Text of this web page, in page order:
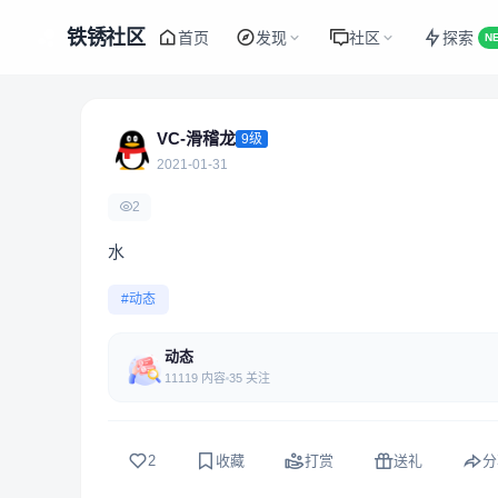
铁锈社区 首页 发现 社区 探索
VC-滑稽龙 9级
2021-01-31
2
水
#动态
动态
11119 内容 35 关注
2 收藏 打赏 送礼